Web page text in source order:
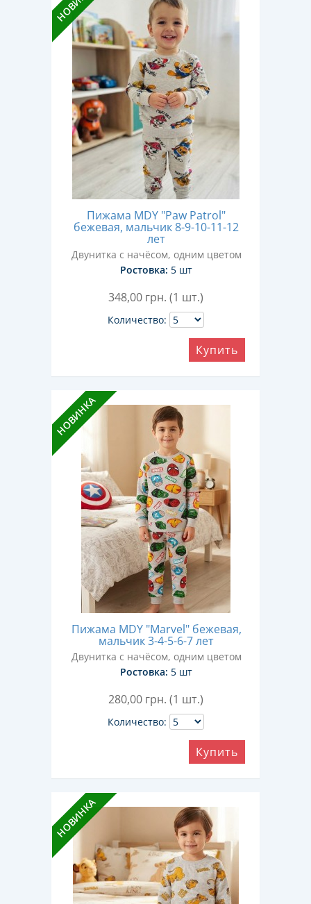
Пижама MDY "Paw Patrol"
бежевая, мальчик 8-9-10-11-12
лет
Двунитка с начёсом, одним цветом
Ростовка: 5 шт
348,00 грн. (1 шт.)
Количество:
Купить
НОВИНКА
Пижама MDY "Marvel" бежевая,
мальчик 3-4-5-6-7 лет
Двунитка с начёсом, одним цветом
Ростовка: 5 шт
280,00 грн. (1 шт.)
Количество:
Купить
НОВИНКА